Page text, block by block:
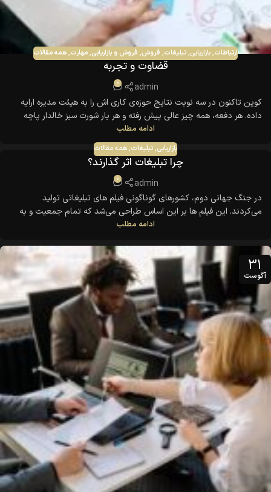
ارتباطات,بازاریابی,تبلیغات, فروش, فروش و بازاریابی,مهارت,همه مقالات
قضاوت و تجربه
admin
0
کوین تاکنون در سه نوبت نتایج حوزه‌ی کاری اش را به هیئت مدیره ارایه
داده. هر دفعه، همه چیز عالی پیش رفته و هر بار شورت سبز خالدار پاچه
دارش را پوشیده است. او رسما فکر می کند این شورت برایش شانس می
آورد. دختری که در جواهر فروشی کار میکرد، به قدری جذاب بود.....
ادامه مطلب
بازاریابی,تبلیغات,همه مقالات
چرا تبلیغات اثر گذارند؟
admin
0
در جنگ جهانی دوم، کشورهای گوناگونی فیلم های تبلیغاتی تولید
می‌کردند. این فیلم ها بر این اساس طراحی می‌شد که تمام جمعیت و به
خصوص سربازان را از حس میهن دوستی سرشار کند، تا اگر لازم باشد تا
کرد، طوری که اداره جنگ تصمیم ...
ادامه مطلب
31
آگوست